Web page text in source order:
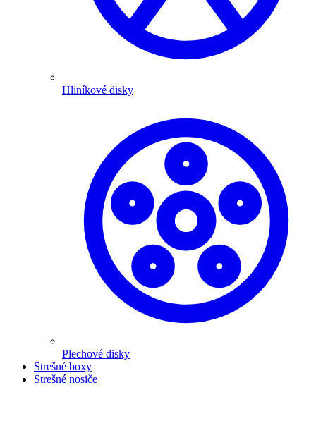
Hliníkové disky
Plechové disky
Strešné boxy
Strešné nosiče